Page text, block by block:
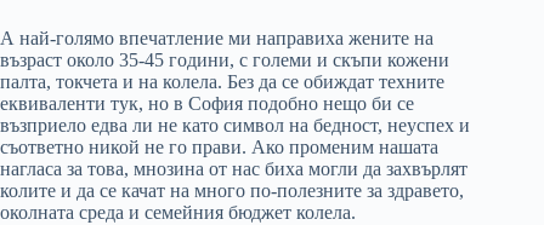
А най-голямо впечатление ми направиха жените на
възраст около 35-45 години, с големи и скъпи кожени
палта, токчета и на колела. Без да се обиждат техните
еквиваленти тук, но в София подобно нещо би се
възприело едва ли не като символ на бедност, неуспех и
съответно никой не го прави. Ако променим нашата
нагласа за това, мнозина от нас биха могли да захвърлят
колите и да се качат на много по-полезните за здравето,
околната среда и семейния бюджет колела.